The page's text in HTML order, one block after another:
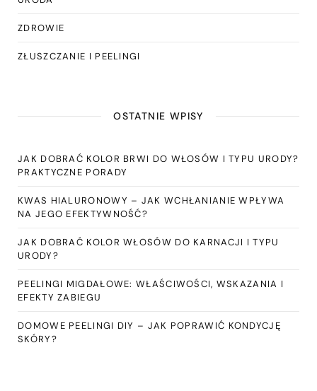
ZDROWIE
ZŁUSZCZANIE I PEELINGI
OSTATNIE WPISY
JAK DOBRAĆ KOLOR BRWI DO WŁOSÓW I TYPU URODY?
PRAKTYCZNE PORADY
KWAS HIALURONOWY – JAK WCHŁANIANIE WPŁYWA
NA JEGO EFEKTYWNOŚĆ?
JAK DOBRAĆ KOLOR WŁOSÓW DO KARNACJI I TYPU
URODY?
PEELINGI MIGDAŁOWE: WŁAŚCIWOŚCI, WSKAZANIA I
EFEKTY ZABIEGU
DOMOWE PEELINGI DIY – JAK POPRAWIĆ KONDYCJĘ
SKÓRY?